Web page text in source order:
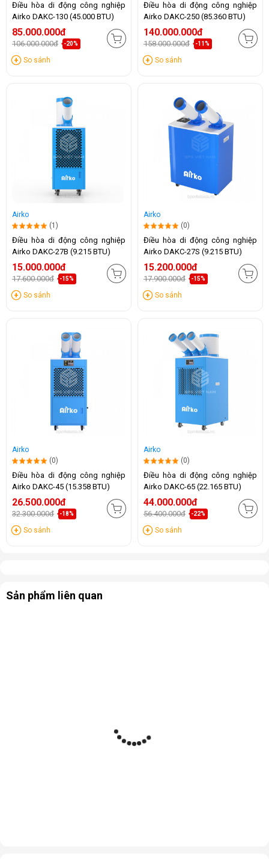
Điều hòa di động công nghiệp
Airko DAKC-130 (45.000 BTU)
85.000.000đ
106.000.000đ -20%
So sánh
Điều hòa di động công nghiệp
Airko DAKC-250 (85.360 BTU)
140.000.000đ
158.000.000đ -11%
So sánh
Airko
(1)
Điều hòa di động công nghiệp
Airko DAKC-27B (9.215 BTU)
15.000.000đ
17.600.000đ -15%
So sánh
Airko
(0)
Điều hòa di động công nghiệp
Airko DAKC-27S (9.215 BTU)
15.200.000đ
17.900.000đ -15%
So sánh
Airko
(0)
Điều hòa di động công nghiệp
Airko DAKC-45 (15.358 BTU)
26.500.000đ
32.300.000đ -18%
So sánh
Airko
(0)
Điều hòa di động công nghiệp
Airko DAKC-65 (22.165 BTU)
44.000.000đ
56.400.000đ -22%
So sánh
Sản phẩm liên quan